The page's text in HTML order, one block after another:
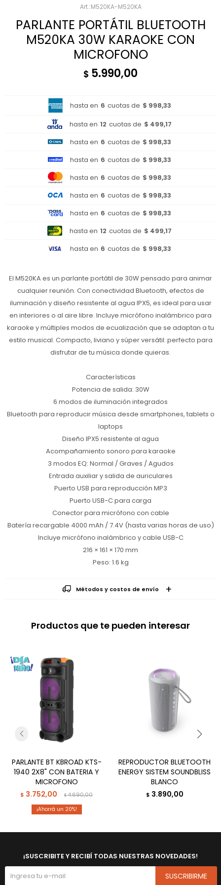
M520KA-M520KA
PARLANTE PORTÁTIL BLUETOOTH
M520KA 30W KARAOKE CON
MICROFONO
$ 5.990,00
hasta en 6 cuotas de $ 998,33
hasta en 12 cuotas de $ 499,17
hasta en 6 cuotas de $ 998,33
hasta en 6 cuotas de $ 998,33
hasta en 6 cuotas de $ 998,33
hasta en 6 cuotas de $ 998,33
hasta en 6 cuotas de $ 998,33
hasta en 12 cuotas de $ 499,17
hasta en 6 cuotas de $ 998,33
El M520KA es un parlante portátil de 30W pensado para animar
cualquier reunión. Con conectividad Bluetooth, efectos de
iluminación y diseño resistente al agua IPX5, es ideal para usar
en interiores o al aire libre. Incluye micrófono inalámbrico para
karaoke y múltiples modos de ecualización que se adaptan a tu
estilo musical. Compacto, liviano y súper versátil: perfecto para
disfrutar de tu música donde quieras.
Características
Potencia de salida: 30W
6 modos de iluminación integrados
Bluetooth para reproducir música desde smartphones, tablets o
laptops
Diseño IPX5 resistente al agua
Acompañamiento sonoro para karaoke
3 modos EQ: Normal / Graves / Agudos
Entrada auxiliar y salida de auriculares
Puerto USB para reproducción MP3
Puerto USB-C para carga
Conector para micrófono con cable
Batería recargable 4000 mAh / 7.4V (hasta varias horas de uso)
Incluye micrófono inalámbrico y cable USB-C
216 × 161 × 170 mm
Peso: 1.6 kg
Métodos y costos de envío
Productos que te pueden interesar
PARLANTE BT KBROAD KTS-
1940 2X8" CON BATERIA Y
MICROFONO
$ 3.752,00 $4.690,00
20
REPRODUCTOR BLUETOOTH
ENERGY SISTEM SOUNDBLISS
BLANCO
$ 3.890,00
¡SUSCRIBITE Y RECIBÍ TODAS NUESTRAS NOVEDADES!
SUSCRIBIRME